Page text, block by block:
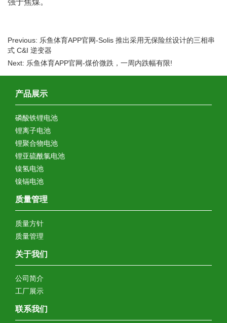
强于焦煤。
Previous: 乐鱼体育APP官网-Solis 推出采用无保险丝设计的三相串
式 C&I 逆变器
Next: 乐鱼体育APP官网-煤价微跌，一周内跌幅有限!
产品展示
磷酸铁锂电池
锂离子电池
锂聚合物电池
锂亚硫酰氯电池
镍氢电池
镍镉电池
质量管理
质量方针
质量管理
关于我们
公司简介
工厂展示
联系我们